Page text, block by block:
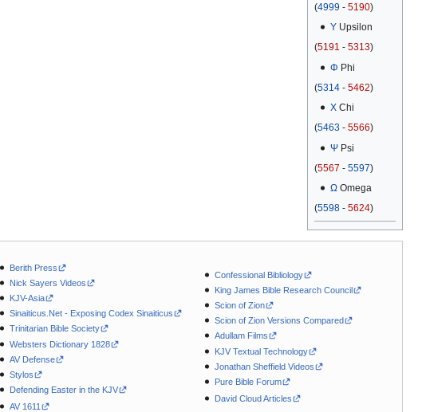
(4999 - 5190)
ΥUpsilon
(5191 - 5313)
Φ Phi
(5314 - 5462)
ΧChi
(5463 - 5566)
ΨPsi
(5567 - 5597)
ΩOmega
(5598 - 5624)
Berith Press
Nick Sayers Videos
KJV-Asia
Sinaiticus.Net - Exposing Codex Sinaiticus
Trinitarian Bible Society
Websters Dictionary 1828
AV Defense
Stylos
Defending Easter in the KJV
AV 1611
Confessional Bibliology
King James Bible Research Council
Scion of Zion
Scion of Zion Versions Compared
Adullam Films
KJV Textual Technology
Jonathan Sheffield Videos
Pure Bible Forum
David Cloud Articles